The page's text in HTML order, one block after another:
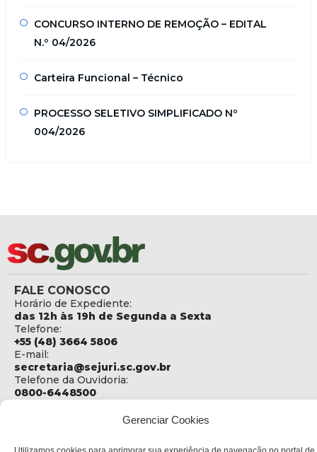
Gerenciar Cookies
CONCURSO INTERNO DE REMOÇÃO – EDITAL
N.º 04/2026
Carteira Funcional – Técnico
PROCESSO SELETIVO SIMPLIFICADO Nº
004/2026
FALE CONOSCO
Horário de Expediente:
das 12h às 19h de Segunda a Sexta
Telefone:
+55 (48) 3664 5806
E-mail:
secretaria@sejuri.sc.gov.br
Telefone da Ouvidoria:
0800-6448500
Social